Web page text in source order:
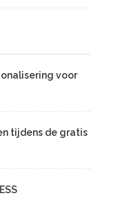
voor
tijdens de gratis